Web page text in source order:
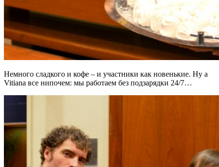
Немного сладкого и кофе – и участники как новенькие. Ну а
Vitiana все нипочем: мы работаем без подзарядки 24/7…